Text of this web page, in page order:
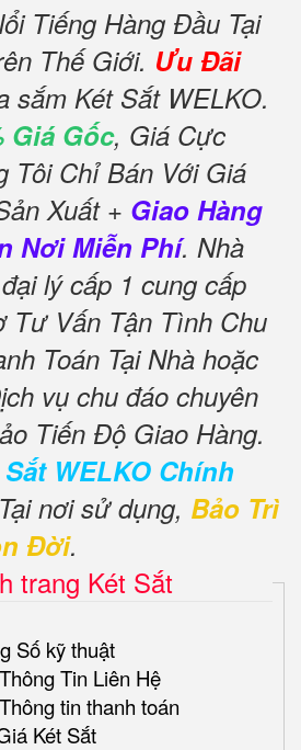
Tiếng Hàng Đầu Tại
Thế Giới. Ưu Đãi
sắm Két Sắt WELKO.
Giá Gốc, Giá Cực
Tôi Chỉ Bán Với Giá
Xuất + Giao Hàng
Nơi Miễn Phí. Nhà
lý cấp 1 cung cấp
Tư Vấn Tận Tình Chu
Toán Tại Nhà hoặc
vụ chu đáo chuyên
Tiến Độ Giao Hàng.
WELKO Chính
Tại nơi sử dụng, Bảo Trì
Đời.
trang Két Sắt
Số kỹ thuật
Tin Liên Hệ
tin thanh toán
Két Sắt